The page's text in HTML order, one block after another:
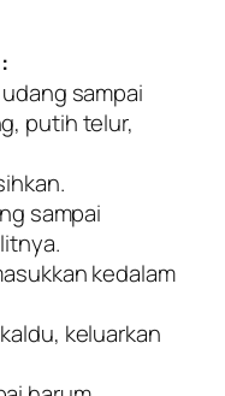
sampai
putih telur,
sampai
kedalam
keluarkan